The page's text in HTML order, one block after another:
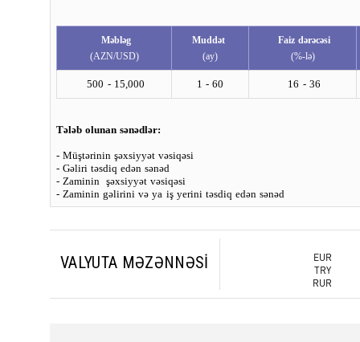
Məbləg
(AZN/USD)
Muddət
(ay)
Faiz dərəcəsi
(%-lə)
500 - 15,000 1 - 60 16 - 36
Tələb olunan sənədlər:
- Müştərinin şəxsiyyət vəsiqəsi
-Gəliri təsdiq edən sənəd
- Zamininşəxsiyyət vəsiqəsi
- Zaminin gəlirini və ya iş yerini təsdiq edən sənəd
VALYUTA MƏZƏNNƏSİ
EUR
TRY
RUR